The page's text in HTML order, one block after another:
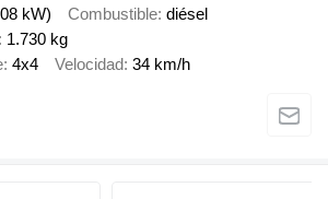
kW) Combustible diésel
1.730 kg
4x4 Velocidad 34 km/h